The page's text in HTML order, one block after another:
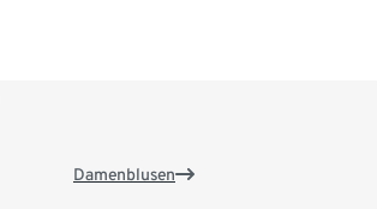
Damenblusen